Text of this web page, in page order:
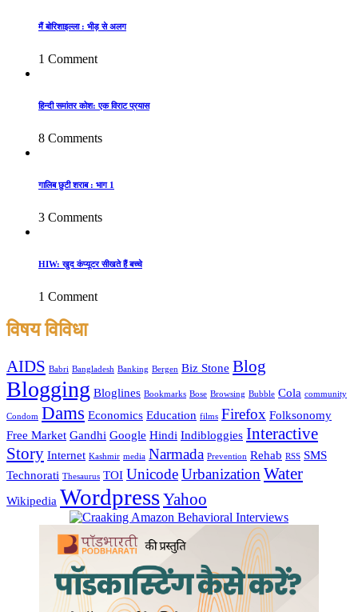
मैं बोरिशाइल्ला : भीड़ से अलग
1 Comment
हिन्दी समांतर कोश: एक विराट प्रयास
8 Comments
गालिब छुटी शराब : भाग 1
3 Comments
HIW: खुद कंप्यूटर सीखते हैं बच्चे
1 Comment
विषय विविधा
AIDS Babri Bangladesh Banking Bergen Biz Stone Blog
Blogging Bloglines Bookmarks Bose Browsing Bubble Cola community
Condom Dams Economics Education films Firefox Folksonomy
Free Market Gandhi Google Hindi Indibloggies Interactive
Story Internet Kashmir media Narmada Prevention Rehab RSS SMS
Technorati Thesaurus TOI UnicodeUrbanizationWater
Wikipedia WordpressYahoo